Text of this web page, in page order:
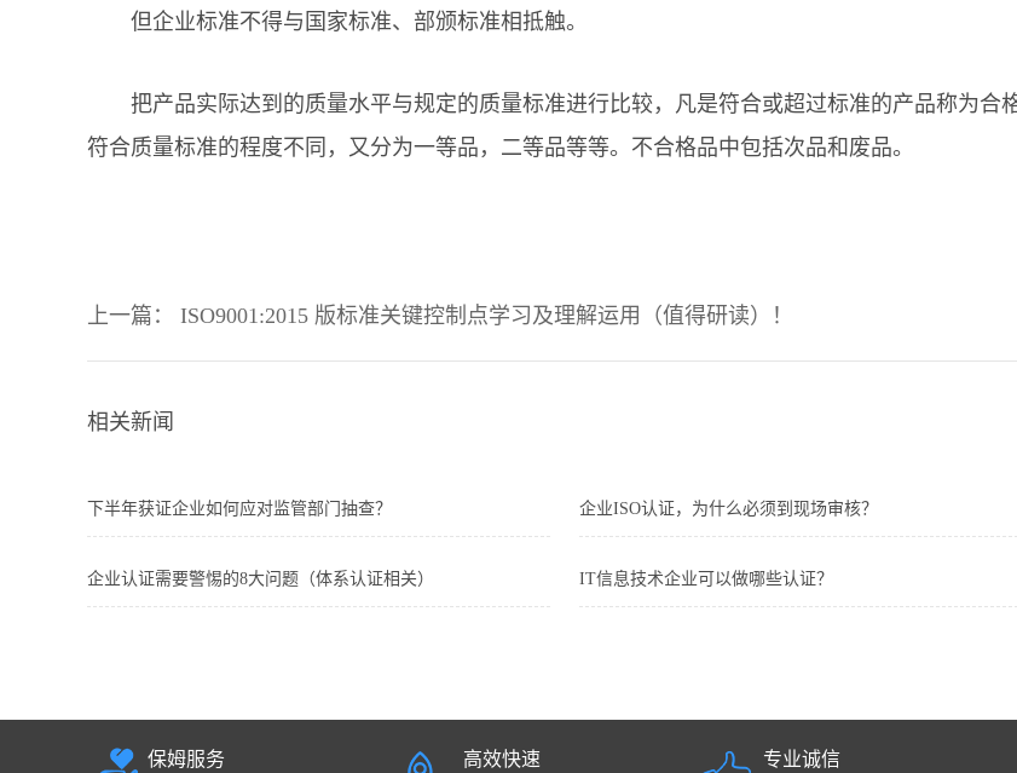
但企业标准不得与国家标准、部颁标准相抵触。
把产品实际达到的质量水平与规定的质量标准进行比较，凡是符合或超过标准的产品称为合
符合质量标准的程度不同，又分为一等品，二等品等等。不合格品中包括次品和废品。
上一篇： ISO9001:2015 版标准关键控制点学习及理解运用（值得研读）！
相关新闻
下半年获证企业如何应对监管部门抽查？ 企业ISO认证，为什么必须到现场审核？
企业认证需要警惕的8大问题（体系认证相关） IT信息技术企业可以做哪些认证？
保姆服务 高效快速 专业诚信